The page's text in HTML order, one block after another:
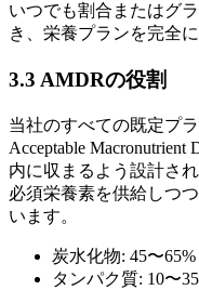
いつでも割合またはグ
き、栄養プランを完全
3.3 AMDRの役割
当社のすべての既定プ
Acceptable Macronutrient
内に収まるよう設計さ
必須栄養素を供給しつ
います。
炭水化物: 45〜65%
タンパク質: 10〜